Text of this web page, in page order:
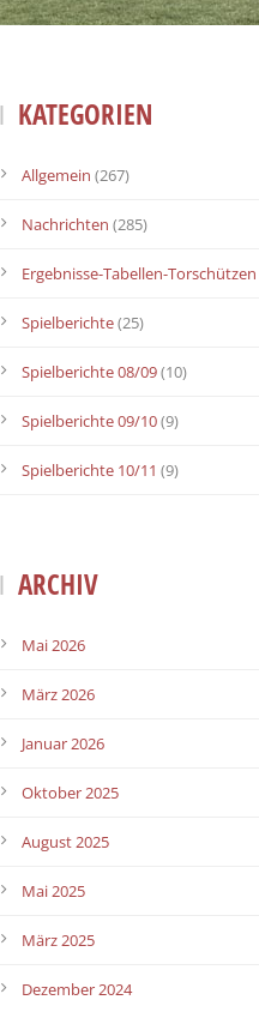
KATEGORIEN
Allgemein (267)
Nachrichten (285)
Ergebnisse-Tabellen-Torschützen
Spielberichte(25)
Spielberichte 08/09(10)
Spielberichte 09/10(9)
Spielberichte 10/11 (9)
ARCHIV
Mai 2026
März 2026
Januar 2026
Oktober 2025
August 2025
Mai 2025
März 2025
Dezember 2024